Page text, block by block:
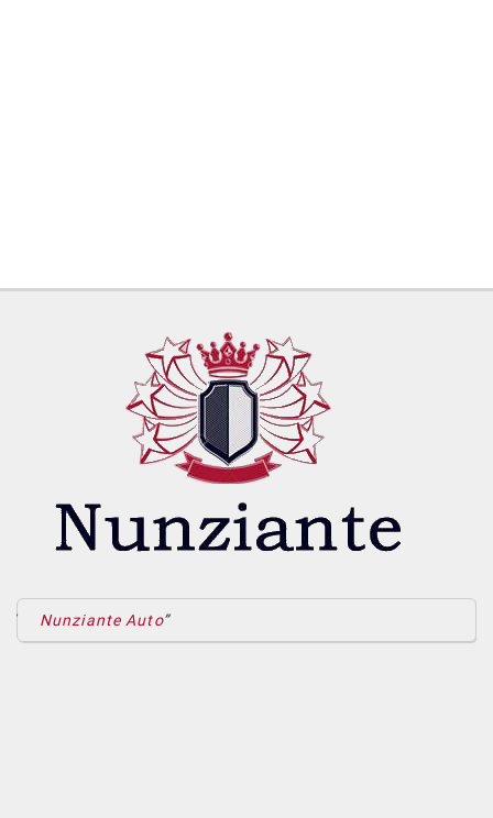
Nunziante Auto